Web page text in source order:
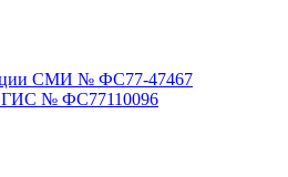
СМИ № ФС77-47467
№ ФС77110096